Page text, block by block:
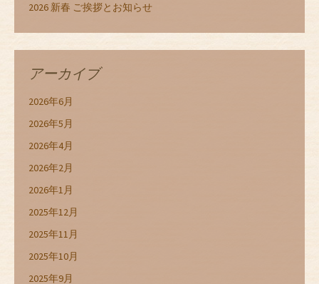
2026 新春 ご挨拶とお知らせ
アーカイブ
2026年6月
2026年5月
2026年4月
2026年2月
2026年1月
2025年12月
2025年11月
2025年10月
2025年9月